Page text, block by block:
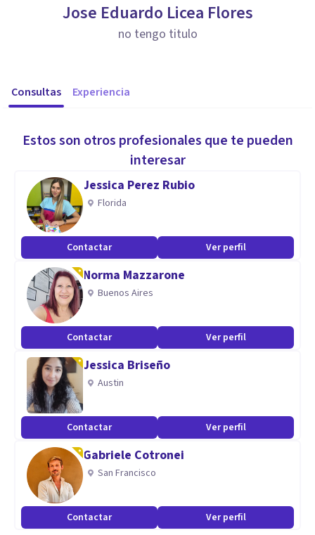
Jose Eduardo Licea Flores
no tengo titulo
Consultas Experiencia
Estos son otros profesionales que te pueden
interesar
Jessica Perez Rubio
Florida
Contactar Ver perfil
Norma Mazzarone
Buenos Aires
Contactar Ver perfil
Jessica Briseño
Austin
Contactar Ver perfil
Gabriele Cotronei
San Francisco
Contactar Ver perfil